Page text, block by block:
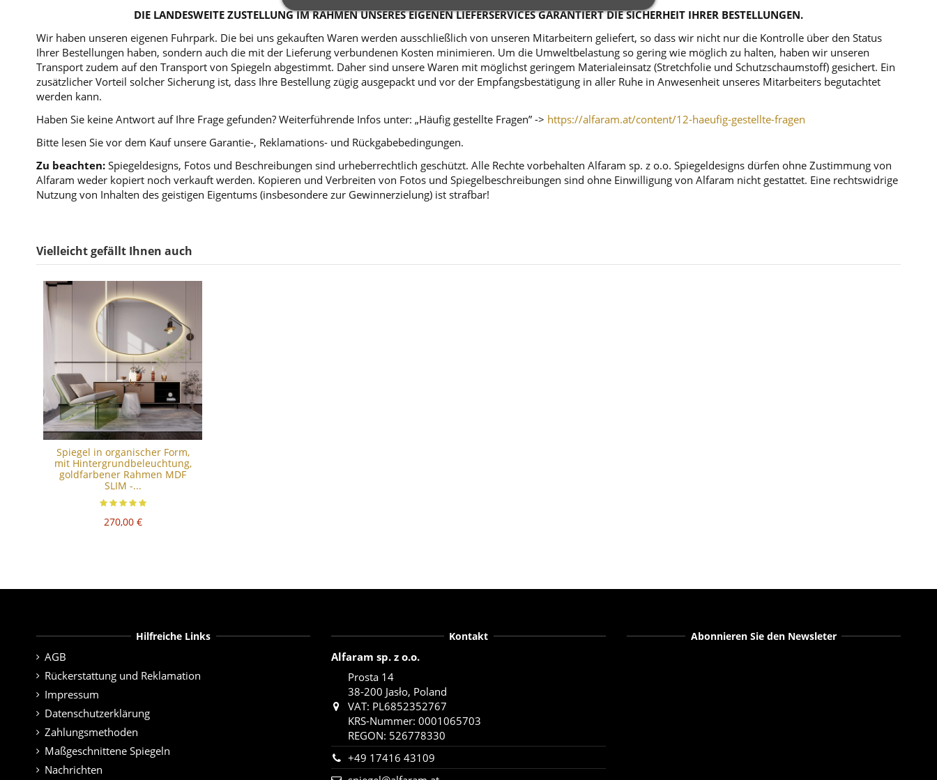
DIE LANDESWEITE ZUSTELLUNG IM RAHMEN UNSERES EIGENEN LIEFERSERVICES GARANTIERT DIE SICHERHEIT IHRER BESTELLUNGEN.
Wir haben unseren eigenen Fuhrpark. Die bei uns gekauften Waren werden ausschließlich von unseren Mitarbeitern geliefert, so dass wir nicht nur die Kontrolle über den Status
Ihrer Bestellungen haben, sondern auch die mit der Lieferung verbundenen Kosten minimieren. Um die Umweltbelastung so gering wie möglich zu halten, haben wir unseren
Transport zudem auf den Transport von Spiegeln abgestimmt. Daher sind unsere Waren mit möglichst geringem Materialeinsatz (Stretchfolie und Schutzschaumstoff) gesichert. Ein
zusätzlicher Vorteil solcher Sicherung ist, dass Ihre Bestellung zügig ausgepackt und vor der Empfangsbestätigung in aller Ruhe in Anwesenheit unseres Mitarbeiters begutachtet
werden kann.
Haben Sie keine Antwort auf Ihre Frage gefunden? Weiterführende Infos unter: „Häufig gestellte Fragen” -> https://alfaram.at/content/12-haeufig-gestellte-fragen
Bitte lesen Sie vor dem Kauf unsere Garantie-, Reklamations- und Rückgabebedingungen.
Zu beachten: Spiegeldesigns, Fotos und Beschreibungen sind urheberrechtlich geschützt. Alle Rechte vorbehalten Alfaram sp. z o.o. Spiegeldesigns dürfen ohne Zustimmung von
Alfaram weder kopiert noch verkauft werden. Kopieren und Verbreiten von Fotos und Spiegelbeschreibungen sind ohne Einwilligung von Alfaram nicht gestattet. Eine rechtswidrige
Nutzung von Inhalten des geistigen Eigentums (insbesondere zur Gewinnerzielung) ist strafbar!
Vielleicht gefällt Ihnen auch
Spiegel in organischer Form,
mit Hintergrundbeleuchtung,
goldfarbener Rahmen MDF
SLIM -...
270,00 €
Hilfreiche Links
AGB
Rückerstattung und Reklamation
Impressum
Datenschutzerklärung
Zahlungsmethoden
Maßgeschnittene Spiegeln
Nachrichten
Kontakt
Alfaram sp. z o.o.
Prosta 14
38-200 Jasło, Poland
VAT: PL6852352767
KRS-Nummer: 0001065703
REGON: 526778330
+49 17416 43109
Abonnieren Sie den Newsleter